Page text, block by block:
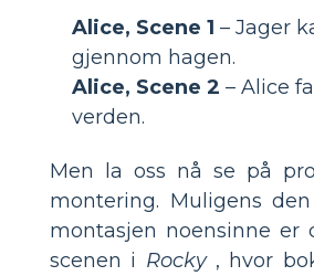
Alice, Scene 1 – Jager
gjennom hagen.
Alice, Scene 2 – Alice
verden.
Men la oss nå se på
montering. Muligens
montasjen noensinne er
scenen i Rocky, hvor